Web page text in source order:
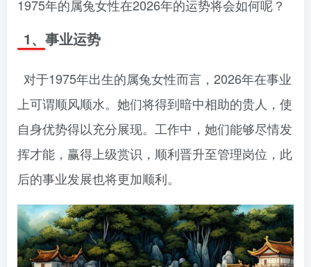
1975年的属兔女性在2026年的运势将会如何呢？
1、事业运势
对于1975年出生的属兔女性而言，2026年在事业
上可谓顺风顺水。她们将得到暗中相助的贵人，使
自身优势得以充分展现。工作中，她们能够尽情发
挥才能，赢得上级赏识，顺利晋升至管理岗位，此
后的事业发展也将更加顺利。